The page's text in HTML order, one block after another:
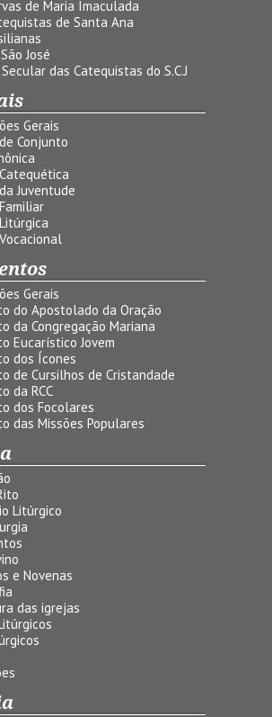
de Maria Imaculada
de Santa Ana
José
das Catequistas do S.C.J
Gerais
Conjunto
Juventude
Gerais
do Apostolado da Oração
da Congregação Mariana
Eucarístico Jovem
dos Ícones
de Cursilhos de Cristandade
da RCC
dos Focolares
das Missões Populares
Litúrgico
e Novenas
das igrejas